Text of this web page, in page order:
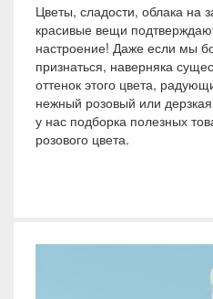
Цветы, сладости, облака на
красивые вещи
настроение! Даже если мы
признаться, наверняка
оттенок этого цвета,
нежный розовый или
у нас подборка полезных
розового цвета.